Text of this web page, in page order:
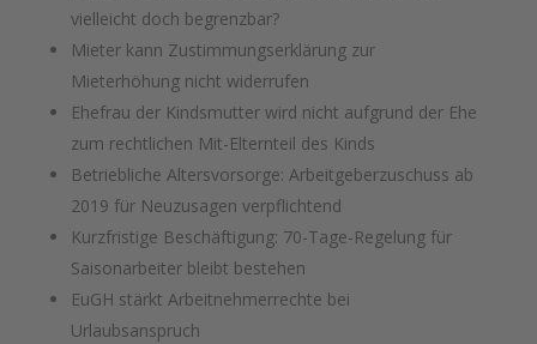
vielleicht doch begrenzbar?
Mieter kann Zustimmungserklärung zur
Mieterhöhung nicht widerrufen
Ehefrau der Kindsmutter wird nicht aufgrund der Ehe
zum rechtlichen Mit-Elternteil des Kinds
Betriebliche Altersvorsorge: Arbeitgeberzuschuss ab
2019 für Neuzusagen verpflichtend
Kurzfristige Beschäftigung: 70-Tage-Regelung für
Saisonarbeiter bleibt bestehen
EuGH stärkt Arbeitnehmerrechte bei
Urlaubsanspruch